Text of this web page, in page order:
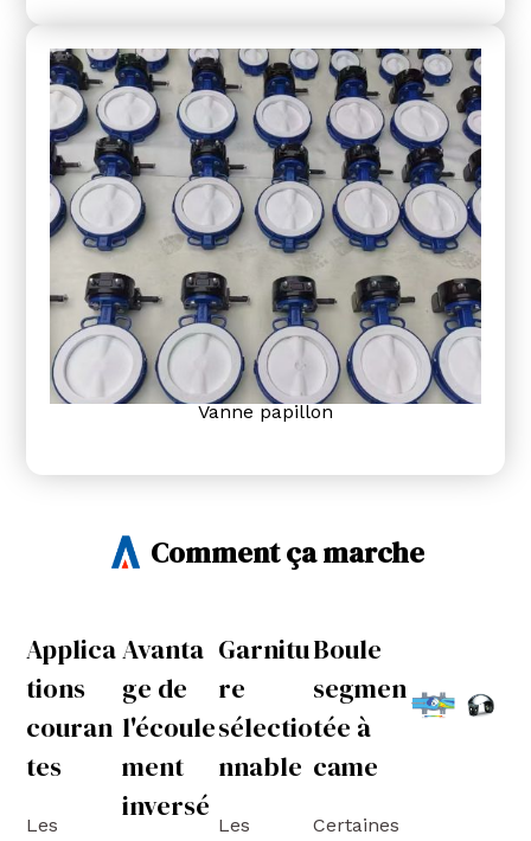
Vanne papillon
Comment ça marche
Applica
tions
couran
tes
Les
Avanta
ge de
l'écoule
ment
inversé
Garnitu
re
sélectio
nnable
Les
Boule
segmen
tée à
came
Certaines